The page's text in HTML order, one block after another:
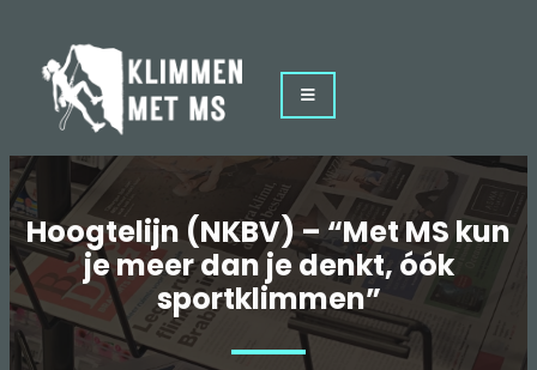
Hoogtelijn (NKBV) – “Met MS kun
je meer dan je denkt, óók
sportklimmen”